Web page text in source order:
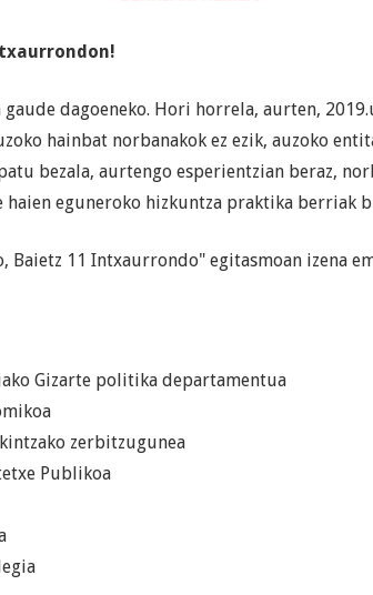
dagoeneko. Hori horrela, aurten,
hainbat norbanakok ez ezik, auzoko
bezala, aurtengo esperientzian beraz,
eguneroko hizkuntza praktika berriak
Baietz 11 Intxaurrondo" egitasmoan izena
Gizarte politika departamentua
zerbitzugunea
Publikoa